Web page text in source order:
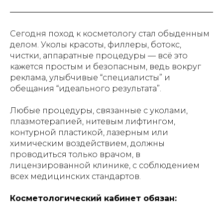
Сегодня поход к косметологу стал обыденным
делом. Уколы красоты, филлеры, ботокс,
чистки, аппаратные процедуры — всё это
кажется простым и безопасным, ведь вокруг
реклама, улыбчивые “специалисты” и
обещания “идеального результата”.
Любые процедуры, связанные с уколами,
плазмотерапией, нитевым лифтингом,
контурной пластикой, лазерным или
химическим воздействием, должны
проводиться только врачом, в
лицензированной клинике, с соблюдением
всех медицинских стандартов.
Косметологический кабинет обязан: